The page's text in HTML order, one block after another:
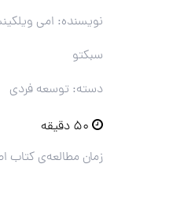
نویسنده: امی
سبکتو
دسته: توسعه فردی
زمان مطالعه‌ی کتاب